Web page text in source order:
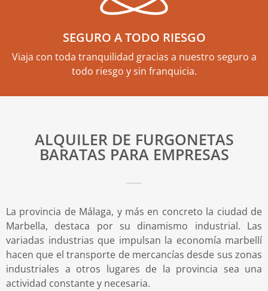
SEGURO A TODO RIESGO
Viaja con toda tranquilidad gracias a nuestro seguro a
todo riesgo y sin franquicia.
ALQUILER DE FURGONETAS
BARATAS PARA EMPRESAS
La provincia de Málaga, y más en concreto la ciudad de
Marbella, destaca por su dinamismo industrial. Las
variadas industrias que impulsan la economía marbellí
hacen que el transporte de mercancías desde sus zonas
industriales a otros lugares de la provincia sea una
actividad constante y necesaria.